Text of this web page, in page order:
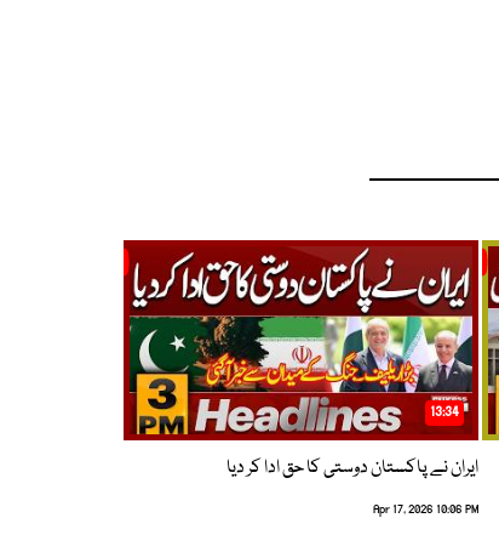
13:34
ایران نے پاکستان دوستی کا حق ادا کر دیا
Apr 17, 2026 10:06 PM